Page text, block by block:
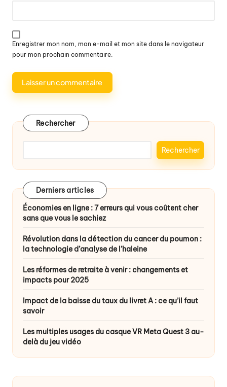
Enregistrer mon nom, mon e-mail et mon site dans le navigateur
pour mon prochain commentaire.
Rechercher
Rechercher
Derniers articles
Économies en ligne : 7 erreurs qui vous coûtent cher
sans que vous le sachiez
Révolution dans la détection du cancer du poumon :
la technologie d’analyse de l’haleine
Les réformes de retraite à venir : changements et
impacts pour 2025
Impact de la baisse du taux du livret A : ce qu’il faut
savoir
Les multiples usages du casque VR Meta Quest 3 au-
delà du jeu vidéo